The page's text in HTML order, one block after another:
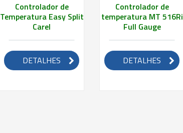
Controlador de
Temperatura Easy Split
Carel
DETALHES
Controlador de
temperatura MT 516Ri
Full Gauge
DETALHES